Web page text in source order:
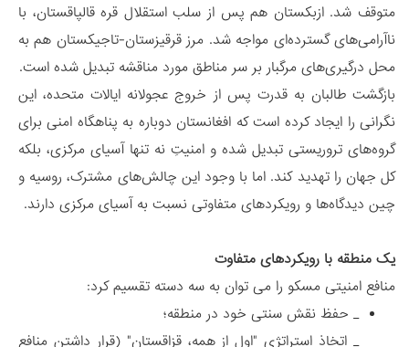
متوقف شد. ازبکستان هم پس از سلب استقلال قره قالپاقستان، با
ناآرامی‌های گسترده‌ای مواجه شد. مرز قرقیزستان-تاجیکستان هم به
محل درگیری‌های مرگبار بر سر مناطق مورد مناقشه تبدیل شده است.
بازگشت طالبان به قدرت پس از خروج عجولانه ایالات متحده، این
نگرانی را ایجاد کرده است که افغانستان دوباره به پناهگاه امنی برای
گروه‌های تروریستی تبدیل شده و امنیتِ نه تنها آسیای مرکزی، بلکه
کل جهان را تهدید ‌کند. اما با وجود این چالش‌های مشترک، روسیه و
چین دیدگاه‌ها و رویکردهای متفاوتی نسبت به آسیای مرکزی دارند.
یک منطقه با رویکردهای متفاوت
منافع امنیتی مسکو را می توان به سه دسته تقسیم کرد:
_ حفظ نقش سنتی خود در منطقه؛
_ اتخاذ استراتژی "اول از همه، قزاقستان" (قرار داشتن منافع